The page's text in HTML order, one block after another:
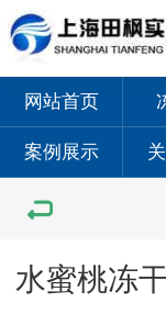
网站首页
案例展示
水蜜桃冻